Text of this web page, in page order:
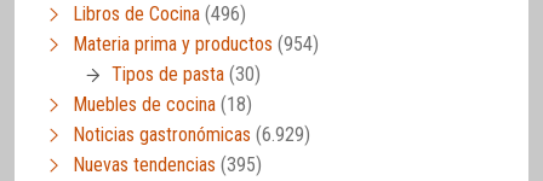
Libros de Cocina (496)
Materia prima y productos (954)
Tipos de pasta (30)
Muebles de cocina (18)
Noticias gastronómicas (6.929)
Nuevas tendencias (395)